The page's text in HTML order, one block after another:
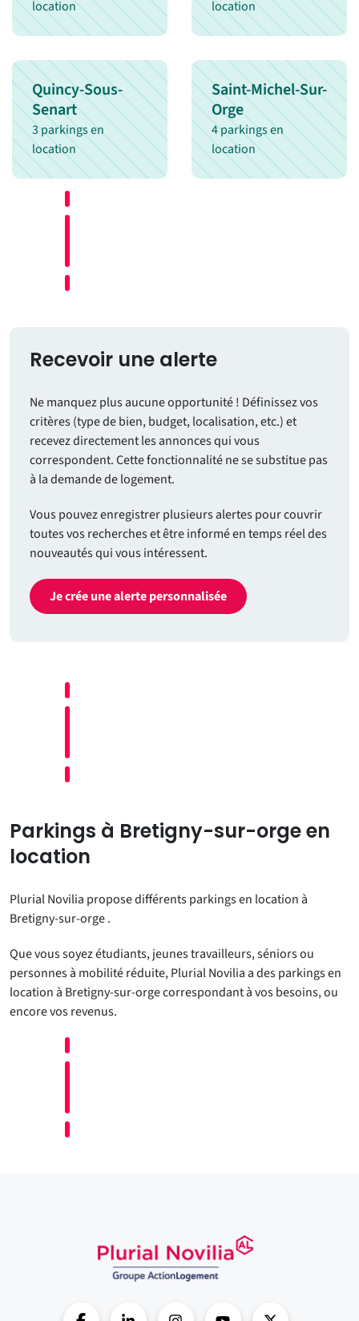
location location
Quincy-Sous-
Senart
3 parkings en
location
Saint-Michel-Sur-
Orge
4 parkings en
location
Recevoir une alerte
Ne manquez plus aucune opportunité ! Définissez vos
critères (type de bien, budget, localisation, etc.) et
recevez directement les annonces qui vous
correspondent. Cette fonctionnalité ne se substitue pas
à la demande de logement.
Vous pouvez enregistrer plusieurs alertes pour couvrir
toutes vos recherches et être informé en temps réel des
nouveautés qui vous intéressent.
Je crée une alerte personnalisée
Parkings à Bretigny-sur-orge en
location
Plurial Novilia propose différents parkings en location à
Bretigny-sur-orge .
Que vous soyez étudiants, jeunes travailleurs, séniors ou
personnes à mobilité réduite, Plurial Novilia a des parkings en
location à Bretigny-sur-orge correspondant à vos besoins, ou
encore vos revenus.